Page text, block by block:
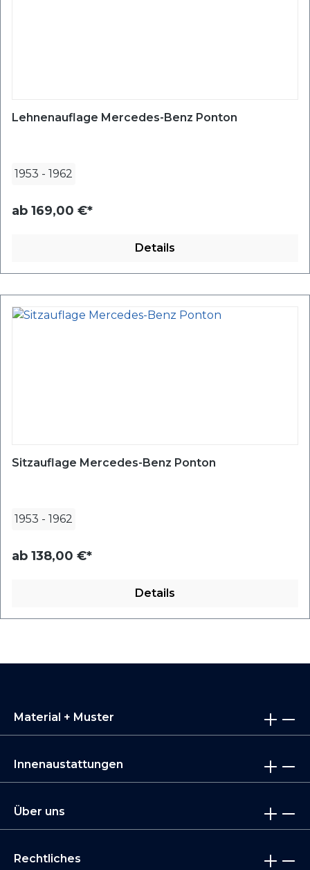
Lehnenauflage Mercedes-Benz Ponton
1953 - 1962
ab 169,00 €*
Details
Sitzauflage Mercedes-Benz Ponton
1953 - 1962
ab 138,00 €*
Details
Material + Muster
Innenaustattungen
Über uns
Rechtliches